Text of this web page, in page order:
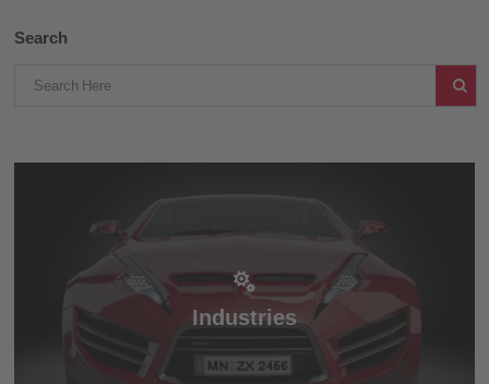
Search
Industries
Industries